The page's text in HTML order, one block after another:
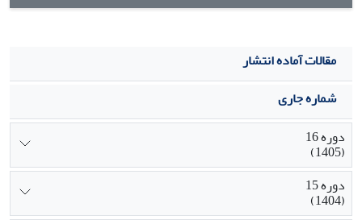
مقالات آماده انتشار
شماره جاری
دوره 16
(1405)
دوره 15
(1404)